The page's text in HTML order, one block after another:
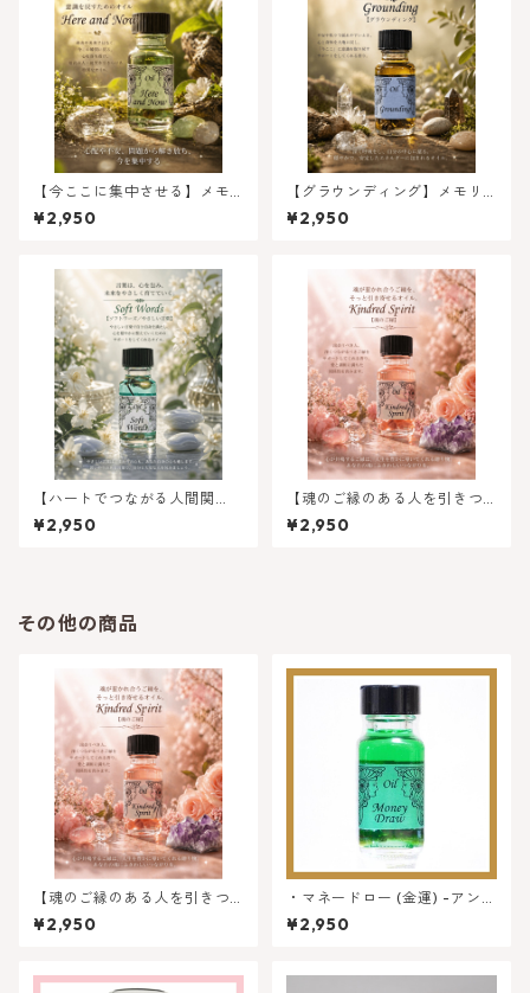
【今ここに集中させる】メモ
リーオイル - ヒアアンドナウ
今ここに
¥2,950
【グラウンディング】メモリ
ーオイル - グラウンディング
¥2,950
【ハートでつながる人間関
係】ソフトワーズ（やさしい
言葉)
¥2,950
【魂のご縁のある人を引きつ
ける】キンドレッドスピリッ
ト（魂のご縁）
¥2,950
その他の商品
【魂のご縁のある人を引きつ
ける】キンドレッドスピリッ
ト（魂のご縁）
¥2,950
・マネードロー (金運) -アンシ
エントメモリーオイル | 金銭と
繁栄をもたらす
¥2,950